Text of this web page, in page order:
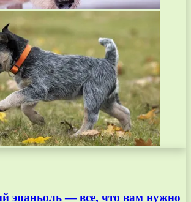
эпаньоль — все, что вам нужно